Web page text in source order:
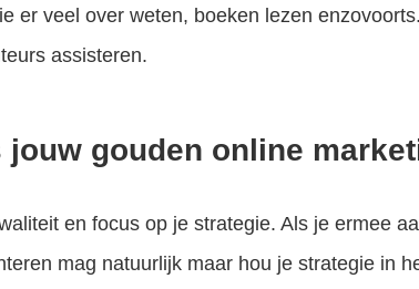
er veel over weten, boeken lezen
assisteren.
jouw gouden online
en focus op je strategie. Als je ermee
mag natuurlijk maar hou je strategie in